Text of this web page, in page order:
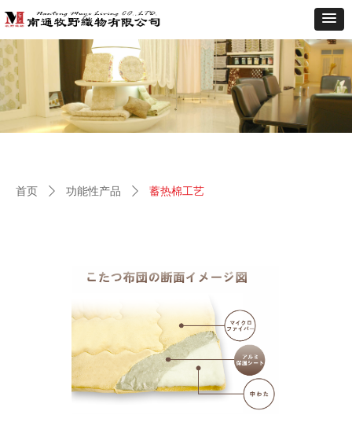
首页 ꄲ 功能性产品 ꄲ 蓄热棉工艺